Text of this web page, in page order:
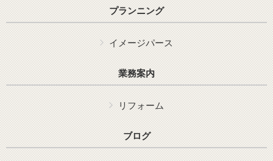
プランニング
イメージパース
業務案内
リフォーム
ブログ